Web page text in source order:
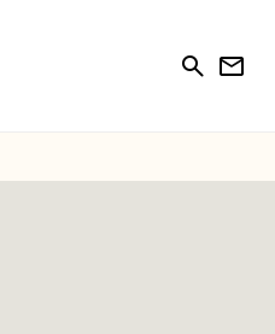
search newsletter